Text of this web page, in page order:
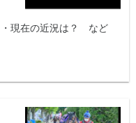
・現在の近況は？ など